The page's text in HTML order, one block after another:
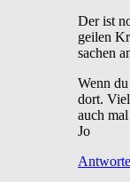
Der ist
geilen
sachen
Wenn
dort.
auch
Jo